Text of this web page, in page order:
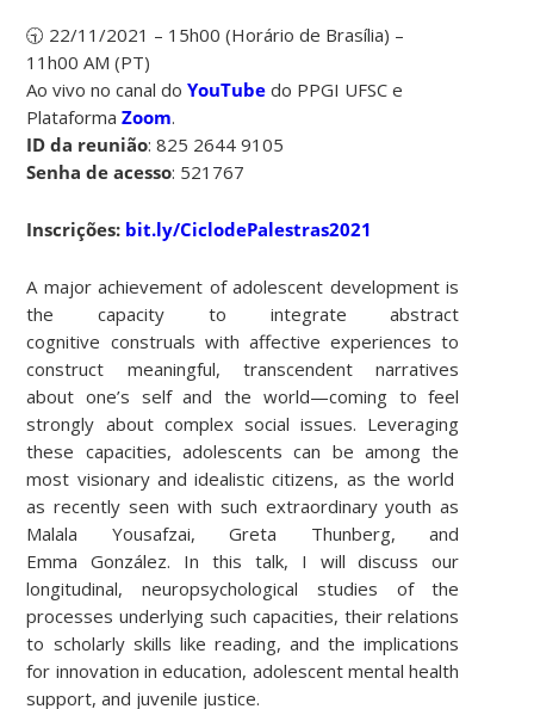
🕤 22/11/2021 – 15h00 (Horário de Brasília) –
11h00 AM (PT)
Ao vivo no canal doYouTube do PPGI UFSC e
PlataformaZoom.
ID da reunião: 825 2644 9105
Senha de acesso: 521767
Inscrições: bit.ly/CiclodePalestras2021
A major achievement of adolescent development is
the capacity to integrate abstract
cognitive construals with affective experiences to
construct meaningful, transcendent narratives
about one’s self and the world—coming to feel
strongly about complex social issues. Leveraging
these capacities, adolescents can be among the
most visionary and idealistic citizens, as the world
as recently seen with such extraordinary youth as
Malala Yousafzai, Greta Thunberg, and
Emma González. In this talk, I will discuss our
longitudinal, neuropsychological studies of the
processes underlying such capacities, their relations
to scholarly skills like reading, and the implications
for innovation in education, adolescent mental health
support, and juvenile justice.